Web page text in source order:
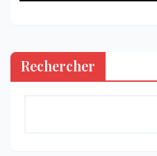
Rechercher